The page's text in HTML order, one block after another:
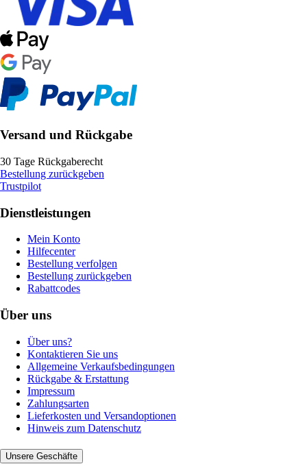
Versand und Rückgabe
30 Tage Rückgaberecht
Bestellung zurückgeben
Trustpilot
Dienstleistungen
Mein Konto
Hilfecenter
Bestellung verfolgen
Bestellung zurückgeben
Rabattcodes
Über uns
Über uns?
Kontaktieren Sie uns
Allgemeine Verkaufsbedingungen
Rückgabe & Erstattung
Impressum
Zahlungsarten
Lieferkosten und Versandoptionen
Hinweis zum Datenschutz
Unsere Geschäfte